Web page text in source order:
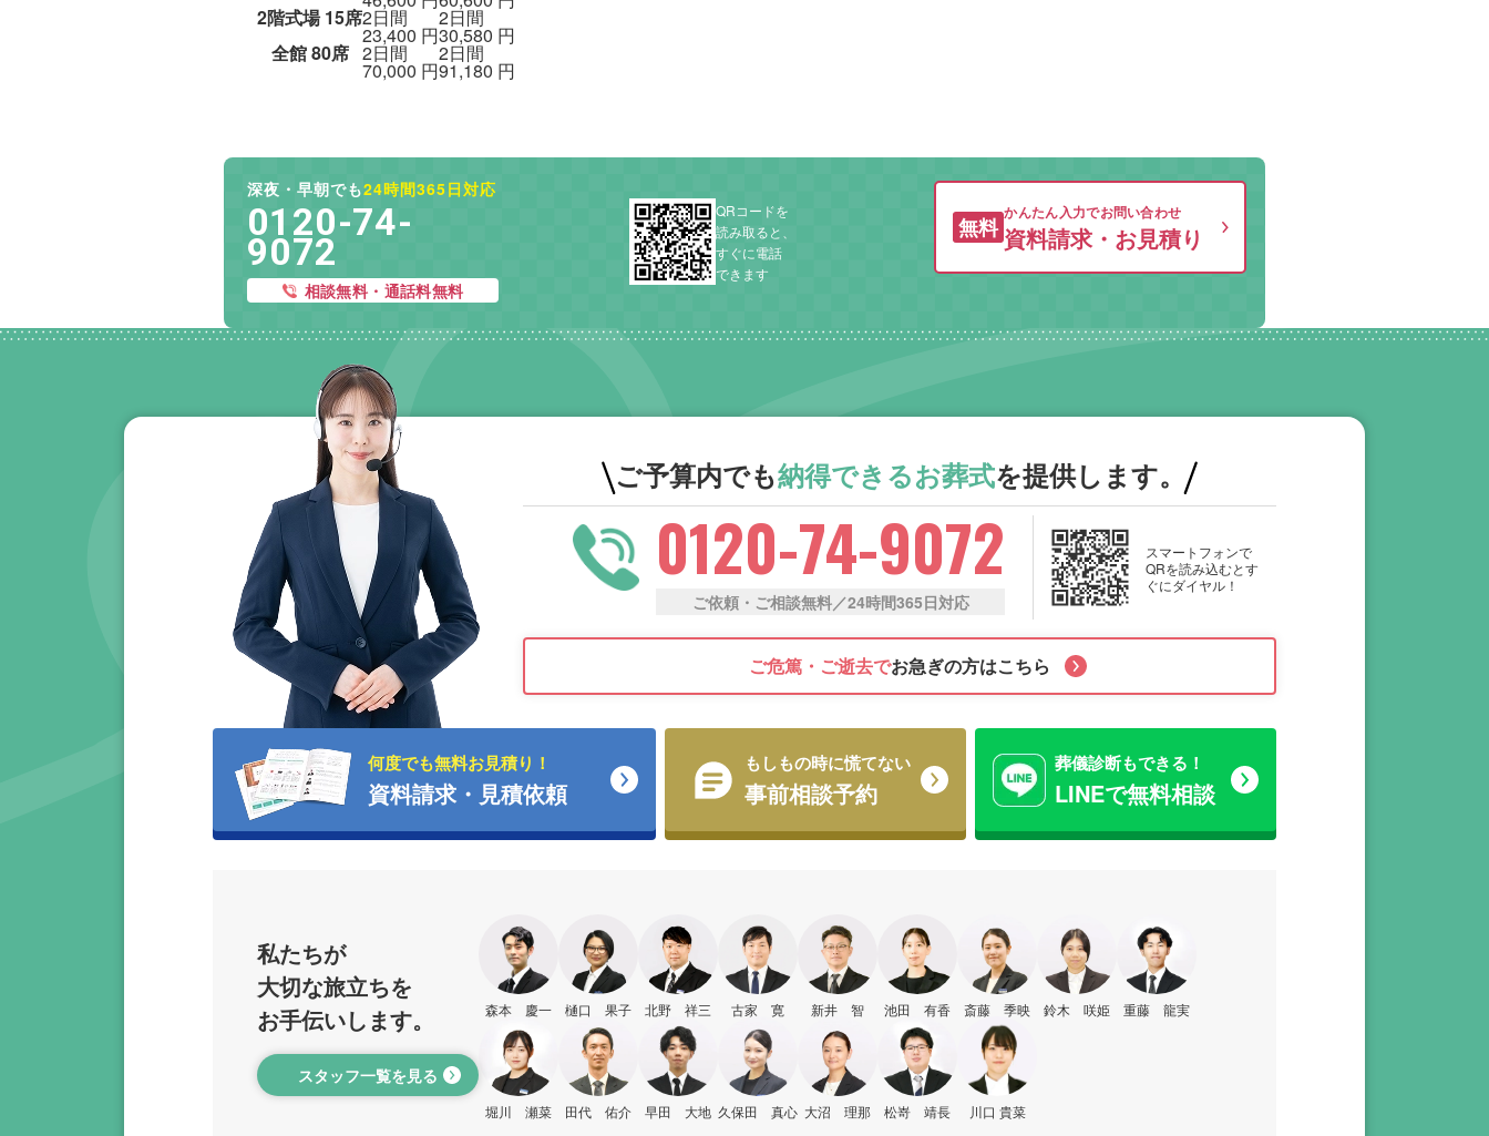
2階式場 15席2日間
23,400 円
2日間
30,580 円
全館80席 2日間
70,000 円
2日間
91,180 円
深夜・早朝でも24時間365日対応
0120-74-
9072
相談無料・通話料無料
QRコードを
読み取ると、
すぐに電話
できます
無料
かんたん入力でお問い合わせ
資料請求・お見積り
ご予算内でも納得できるお葬式を提供します。
0120-74-9072
ご依頼・ご相談無料／24時間365日対応
スマートフォンで
QRを読み込むとす
ぐにダイヤル！
ご危篤・ご逝去でお急ぎの方はこちら
何度でも無料お見積り！
資料請求・ 見積依頼
もしもの時に慌てない
事前相談予約
葬儀診断もできる！
LINEで無料相談
私たちが
大切な旅立ちを
お手伝いします。
スタッフ一覧を見る
森本 慶一 樋口 果子 北野 祥三 古家 寛 新井 智 池田 有香 斎藤 季映 鈴木 咲姫 重藤 龍実
堀川 瀬菜 田代 佑介 早田 大地 久保田 真心 大沼 理那 松嵜 靖長 川口 貴菜